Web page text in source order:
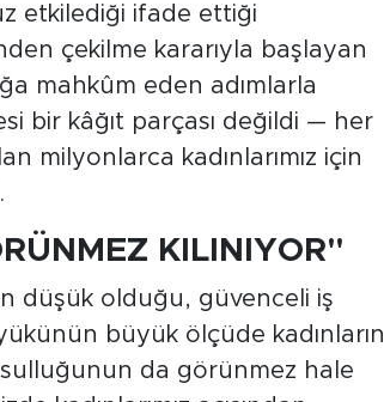
etkilediği ifade ettiği
çekilme kararıyla başlayan
mahkûm eden adımlarla
bir kâğıt parçası değildi — her
milyonlarca kadınlarımız için
KILINIYOR"
düşük olduğu, güvenceli iş
büyük ölçüde kadınların
da görünmez hale